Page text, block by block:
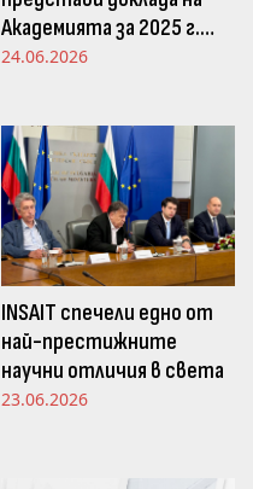
Академията за 2025 г.
пред Просветната
24.06.2026
INSAIT спечели едно от
най-престижните
научни отличия в света
23.06.2026